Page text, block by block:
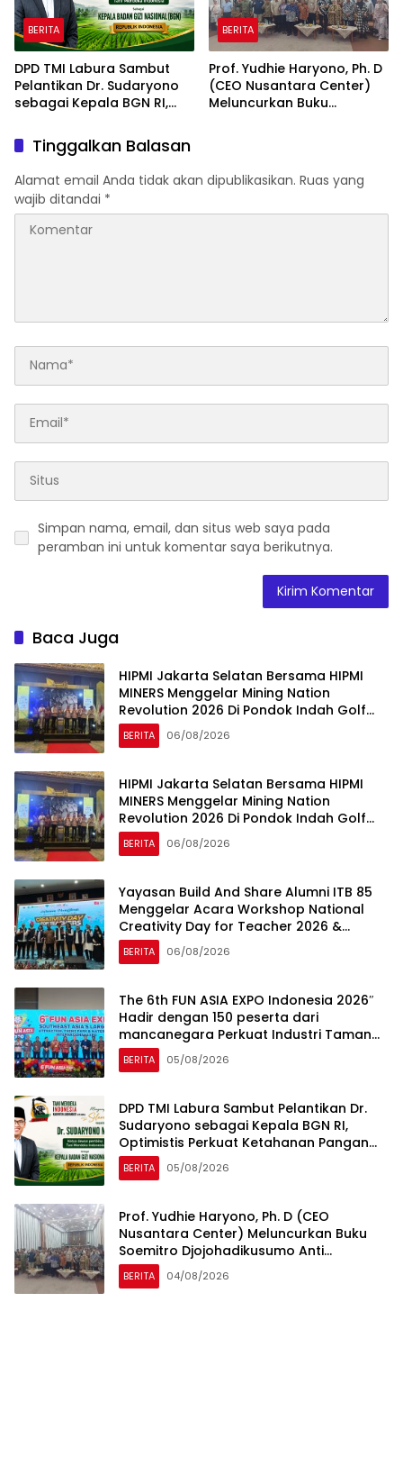
BERITA
DPD TMI Labura Sambut
Pelantikan Dr. Sudaryono
sebagai Kepala BGN RI,
Ketahanan Pangan dan
Gizi Nasional
BERITA
Prof. Yudhie Haryono, Ph. D
(CEO Nusantara Center)
Meluncurkan Buku
Simposium Nasional
bertema “Urgensi Undang-
Tinggalkan Balasan
Alamat email Anda tidak akan dipublikasikan. Ruas yang
wajib ditandai *
Simpan nama, email, dan situs web saya pada
peramban ini untuk komentar saya berikutnya.
Baca Juga
HIPMI Jakarta Selatan Bersama HIPMI
MINERS Menggelar Mining Nation
Revolution 2026 Di Pondok Indah Golf
Jakarta
BERITA 06/08/2026
HIPMI Jakarta Selatan Bersama HIPMI
MINERS Menggelar Mining Nation
Revolution 2026 Di Pondok Indah Golf
Jakarta
BERITA 06/08/2026
Yayasan Build And Share Alumni ITB 85
Menggelar Acara Workshop National
Creativity Day for Teacher 2026 &
Dibuka Resmi Pramono Anung (Gubernur
DKI Jakarta)
BERITA 06/08/2026
The 6th FUN ASIA EXPO Indonesia 2026″
Hadir dengan 150 peserta dari
mancanegara Perkuat Industri Taman
Rekreasi dan Ekosistem Pariwisata di
Tanah Air
BERITA 05/08/2026
DPD TMI Labura Sambut Pelantikan Dr.
Sudaryono sebagai Kepala BGN RI,
Optimistis Perkuat Ketahanan Pangan
dan Gizi Nasional
BERITA 05/08/2026
Prof. Yudhie Haryono, Ph. D (CEO
Nusantara Center) Meluncurkan Buku
Soemitro Djojohadikusumo Anti
Penjajahan yang dirangkaikan dengan
Simposium Nasional bertema “Urgensi
BERITA 04/08/2026